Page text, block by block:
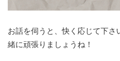
お話を伺うと、快く応じて下
緒に頑張りましょうね！